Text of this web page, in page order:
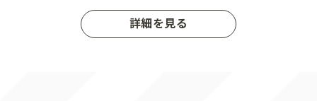
詳細を見る